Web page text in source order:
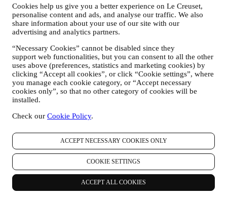
Cookies help us give you a better experience on Le Creuset,
personalise content and ads, and analyse our traffic. We also
share information about your use of our site with our
advertising and analytics partners.
“Necessary Cookies” cannot be disabled since they
support web functionalities, but you can consent to all the other
uses above (preferences, statistics and marketing cookies) by
clicking “Accept all cookies”, or click “Cookie settings”, where
you manage each cookie category, or “Accept necessary
cookies only”, so that no other category of cookies will be
installed.
Check our Cookie Policy.
ACCEPT NECESSARY COOKIES ONLY
COOKIE SETTINGS
ACCEPT ALL COOKIES
du groupe et à ses affiliés et partenaires locaux également
selon vos préférences. Nous vous contacterons par courrier
électronique, par SMS ou par les réseaux sociaux, ainsi que
par des moyens automatisés. Ces communications porteront
sur les produits Le Creuset ou sur les ouvertures de nouveaux
magasins, les événements exclusifs, les concours, les
enquêtes, les démonstrations organisées par Le Creuset ou les
offres spéciales que vous pourriez aimer. Ces communications
peuvent être sélectionnées ou personnalisées en fonction des
informations que nous détenons sur vous, comme votre lieu
de résidence ou votre historique d'achat, ou vos préférences
permettra de mieux comprendre vos intérêts. Nous pourrons
pertinents et intéressants. Il n’y aura pas d’autres effets. Nous
recueillons également des statistiques concernant l’ouverture
des courriers électroniques et les clics en utilisant les
technologies standard du secteur (incluant les pixels de suivi
des e-mails) pour nous permettre de contrôler notre bulletin
d’information. Ce traitement se fonde sur le consentement que
vous nous avez donné pour recevoir des communications